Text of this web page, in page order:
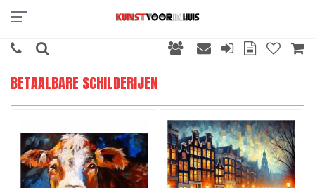
BETAALBARE SCHILDERIJEN